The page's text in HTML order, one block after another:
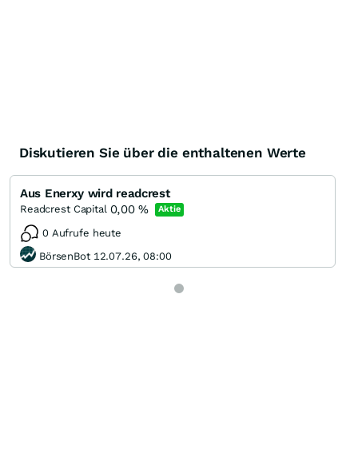
Diskutieren Sie über die enthaltenen Werte
Aus Enerxy wird readcrest
Readcrest Capital 0,00% Aktie
0 Aufrufe heute
BörsenBot 12.07.26, 08:00